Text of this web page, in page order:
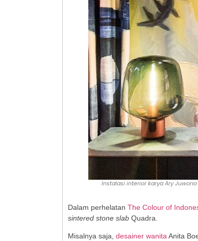
Instalasi interior karya Ary
Dalam perhelatan The Colour of
sintered stone slab Quadra.
Misalnya saja, desainer wanitaAnita